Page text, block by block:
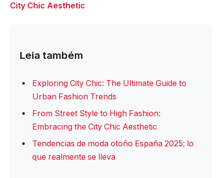
City Chic Aesthetic
Leia também
Exploring City Chic: The Ultimate Guide to
Urban Fashion Trends
From Street Style to High Fashion:
Embracing the City Chic Aesthetic
Tendencias de moda otoño España 2025: lo
que realmente se lleva